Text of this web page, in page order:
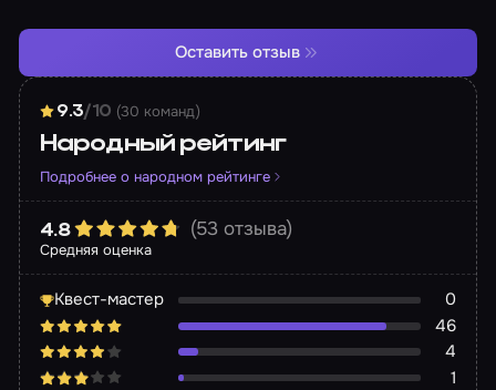
9.3/10 (30 команд)
Народный рейтинг
Подробнее о народном рейтинге
Средняя оценка
4.8 (53 отзыва)
Квест-мастер
0
46
4
1
Оставить отзыв